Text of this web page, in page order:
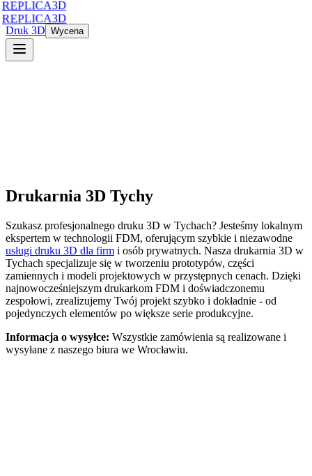
REPLICA3D
REPLICA3D
Druk 3D Wycena
Drukarnia 3D Tychy
Szukasz profesjonalnego druku 3D w Tychach? Jesteśmy lokalnym
ekspertem w technologii FDM, oferującym szybkie i niezawodne
usługi druku 3D dla firm i osób prywatnych. Nasza drukarnia 3D w
Tychach specjalizuje się w tworzeniu prototypów, części
zamiennych i modeli projektowych w przystępnych cenach. Dzięki
najnowocześniejszym drukarkom FDM i doświadczonemu
zespołowi, zrealizujemy Twój projekt szybko i dokładnie - od
pojedynczych elementów po większe serie produkcyjne.
Informacja o wysyłce: Wszystkie zamówienia są realizowane i
wysyłane z naszego biura we Wrocławiu.